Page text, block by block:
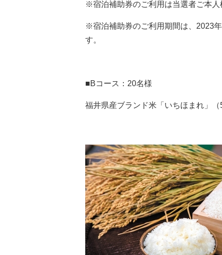
※宿泊補助券のご利用は当選者ご本
※宿泊補助券のご利用期間は、2023
す。
■Bコース：20名様
福井県産ブランド米「いちほまれ」（